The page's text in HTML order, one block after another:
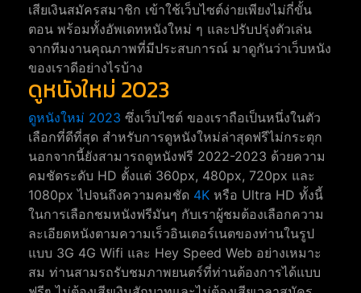
เสียเงินสมัครสมาชิก เข้าใช้เว็บไซต์ง่ายเพียงไม่กี่ขั้น
ตอน พร้อมทั้งอัพเดทหนังใหม่ ๆ และปรับปรุ่งตัวเล่น
จากทีมงานคุณภาพที่มีประสบการณ์ มาดูกันว่าเว็บหนัง
ของเราดีอย่างไรบ้าง
ดูหนังใหม่ 2023
ดูหนังใหม่ 2023 ซึ่งเว็บไซต์ ของเราถือเป็นหนึ่งในตัว
เลือกที่ดีที่สุด สำหรับการดูหนังใหม่ล่าสุดฟรีไม่กระตุก
นอกจากนี้ยังสามารถดูหนังฟรี 2022-2023 ด้วยความ
คมชัดระดับ HD ตั้งแต่ 360px, 480px, 720px และ
1080px ไปจนถึงความคมชัด 4K หรือ Ultra HD ทั้งนี้
ในการเลือกชมหนังฟรีมันๆ กับเราผู้ชมต้องเลือกความ
ละเอียดหนังตามความเร็วอินเตอร์เนตของท่านในรูป
แบบ 3G 4G Wifi และ Hey Speed Web อย่างเหมาะ
สม ท่านสามรถรับชมภาพยนตร์ที่ท่านต้องการได้แบบ